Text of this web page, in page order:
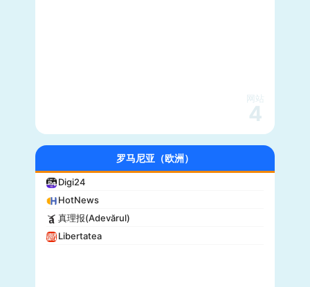
网站
4
罗马尼亚（欧洲）
Digi24
HotNews
真理报(Adevărul)
Libertatea